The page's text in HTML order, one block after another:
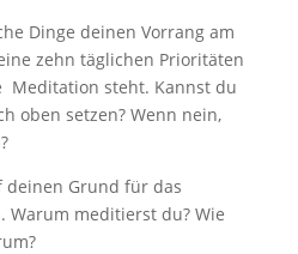
Dinge deinen Vorrang am
zehn täglichen Prioritäten
Meditation steht. Kannst du
oben setzen? Wenn nein,
Grund für das
Warum meditierst du? Wie